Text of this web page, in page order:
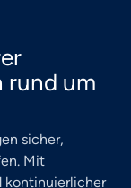
rund um
sicher,
Mit
kontinuierlicher